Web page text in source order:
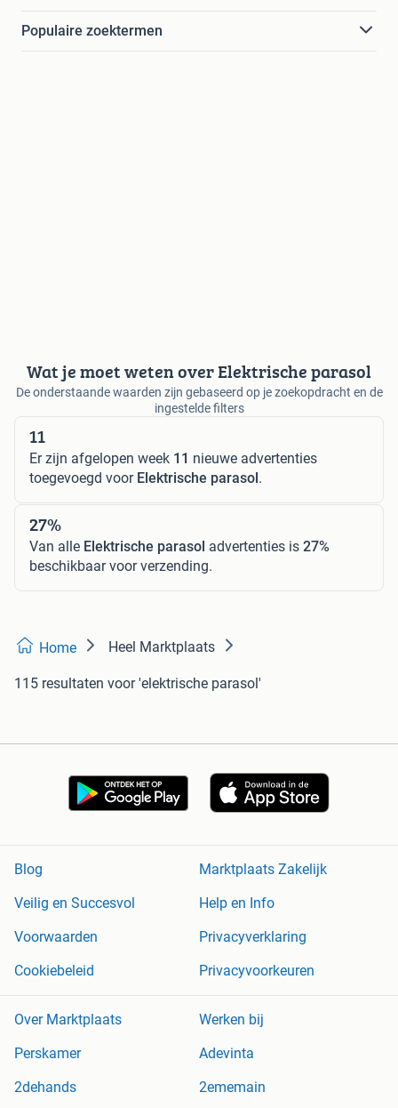
Populaire zoektermen
Wat je moet weten over Elektrische parasol
De onderstaande waarden zijn gebaseerd op je zoekopdracht en de
ingestelde filters
11
Er zijn afgelopen week 11 nieuwe advertenties
toegevoegd voor Elektrische parasol.
27%
Van alle Elektrische parasol advertenties is 27%
beschikbaar voor verzending.
Home Heel Marktplaats
115 resultaten voor 'elektrische parasol'
Blog
Marktplaats Zakelijk
Veilig en Succesvol
Help en Info
Voorwaarden
Privacyverklaring
Cookiebeleid
Privacyvoorkeuren
Over Marktplaats
Werken bij
Perskamer
Adevinta
2dehands
2ememain